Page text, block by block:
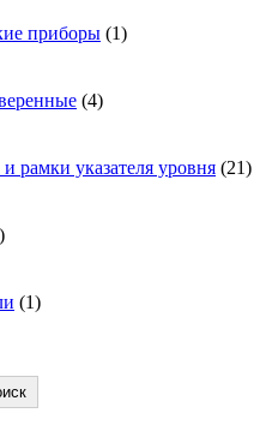
приборы 1товар
4товара
рамки указателя уровня 21
товар
1товар